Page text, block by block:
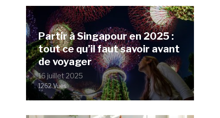
Partir à Singapour en 2025 :
tout ce qu’il faut savoir avant
de voyager
16 juillet 2025
1262 Vues